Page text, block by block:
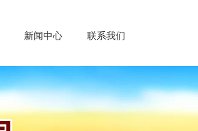
新闻中心 联系我们